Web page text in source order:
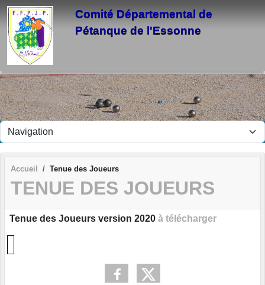
Comité Départemental de
Pétanque de l'Essonne
Accueil Tenue des Joueurs
TENUE DES JOUEURS
Tenue des Joueurs version 2020 à télécharger
Panneau de gestion des cookies